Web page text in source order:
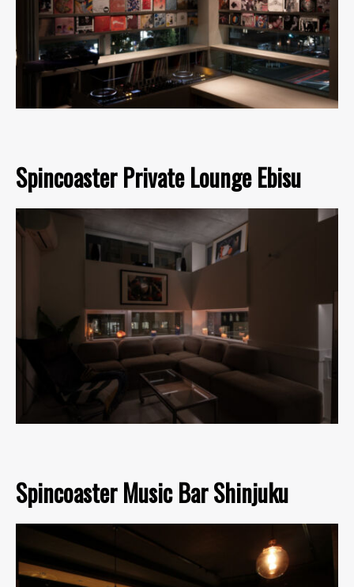
Spincoaster Private Lounge Ebisu
Spincoaster Music Bar Shinjuku